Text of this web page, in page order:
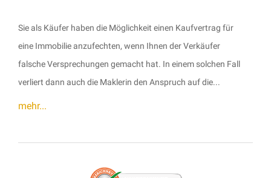
Sie als Käufer haben die Möglichkeit einen Kaufvertrag für
eine Immobilie anzufechten, wenn Ihnen der Verkäufer
falsche Versprechungen gemacht hat. In einem solchen Fall
verliert dann auch die Maklerin den Anspruch auf die...
mehr...